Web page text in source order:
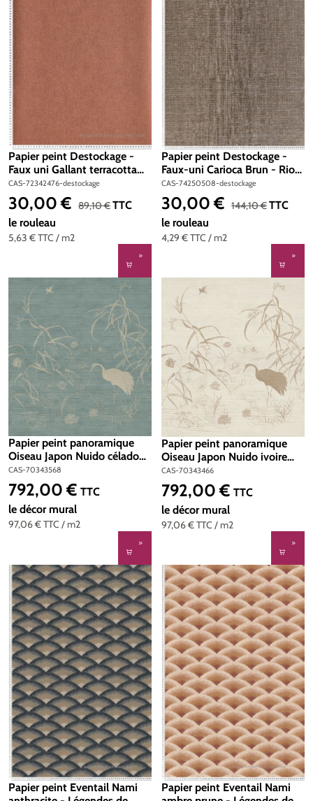
Papier peint Destockage -
Faux uni Gallant terracotta
clair - Blossom de
Casamance
CAS-72342476-destockage
5,63 €TTC / m2
Prix de vente :
30,00 € Prix régulier :
89,10 €TTC
le rouleau
Papier peint Destockage -
Faux-uni Carioca Brun - Rio
Madeira de Casamance
CAS-74250508-destockage
4,29 €TTC / m2
Prix de vente :
30,00 € Prix régulier :
144,10 €TTC
le rouleau
Papier peint panoramique
Oiseau Japon Nuido céladon
métallisé - Légendes de
Casamance | Réf. CAS-
70343568
CAS-70343568
97,06 €TTC / m2
Prix régulier :
792,00 € TTC
le décor mural
Papier peint panoramique
Oiseau Japon Nuido ivoire
irisé - Légendes de
Casamance | Réf. CAS-
70343466
CAS-70343466
97,06 €TTC / m2
Prix régulier :
792,00 € TTC
le décor mural
Papier peint Eventail Nami
Papier peint Eventail Nami